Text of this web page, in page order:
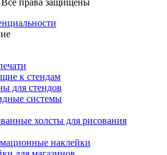
к стендам
для стендов
системы
холсты для рисования
наклейки